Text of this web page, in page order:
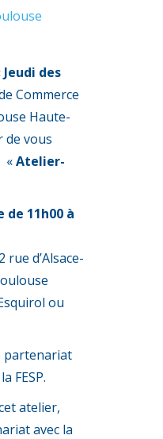
Jeudi des
Commerce
Haute-
de vous
«Atelier-
de 11h00 à
rue d’Alsace-
ou
partenariat
FESP.
atelier,
avec la